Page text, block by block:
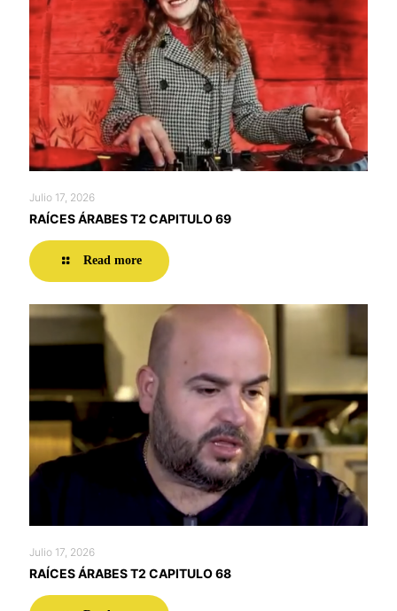
Julio 17, 2026
RAÍCES ÁRABES T2 CAPITULO 69
Read more
Julio 17, 2026
RAÍCES ÁRABES T2 CAPITULO 68